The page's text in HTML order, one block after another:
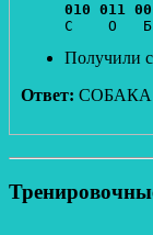
010 011
Получили
Ответ: СОБАКА